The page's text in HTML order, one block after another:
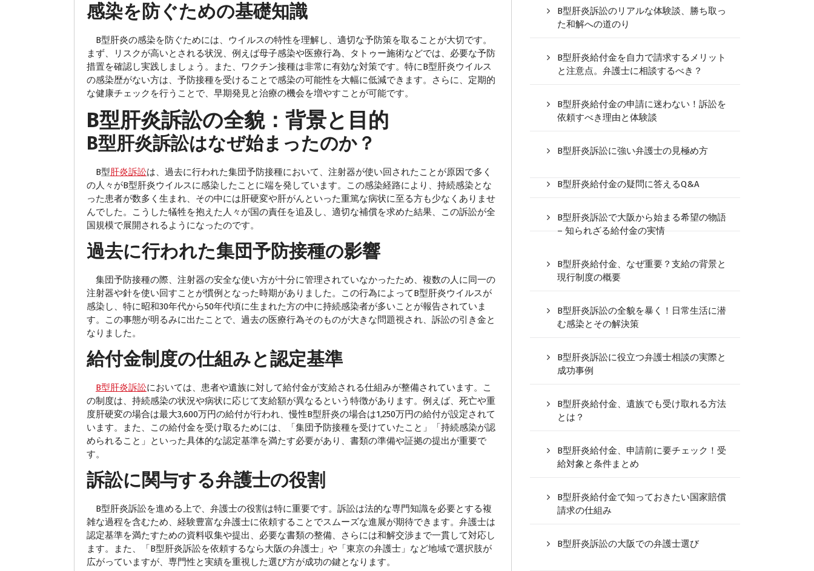
感染を防ぐための基礎知識
B型肝炎の感染を防ぐためには、ウイルスの特性を理解し、適切な予防策を取ることが大切です。
まず、リスクが高いとされる状況、例えば母子感染や医療行為、タトゥー施術などでは、必要な予防
措置を確認し実践しましょう。また、ワクチン接種は非常に有効な対策です。特にB型肝炎ウイルス
の感染歴がない方は、予防接種を受けることで感染の可能性を大幅に低減できます。さらに、定期的
な健康チェックを行うことで、早期発見と治療の機会を増やすことが可能です。
B型肝炎訴訟の全貌：背景と目的
B型肝炎訴訟はなぜ始まったのか？
B型肝炎訴訟は、過去に行われた集団予防接種において、注射器が使い回されたことが原因で多く
の人々がB型肝炎ウイルスに感染したことに端を発しています。この感染経路により、持続感染とな
った患者が数多く生まれ、その中には肝硬変や肝がんといった重篤な病状に至る方も少なくありませ
んでした。こうした犠牲を抱えた人々が国の責任を追及し、適切な補償を求めた結果、この訴訟が全
国規模で展開されるようになったのです。
過去に行われた集団予防接種の影響
集団予防接種の際、注射器の安全な使い方が十分に管理されていなかったため、複数の人に同一の
注射器や針を使い回すことが慣例となった時期がありました。この行為によってB型肝炎ウイルスが
感染し、特に昭和30年代から50年代頃に生まれた方の中に持続感染者が多いことが報告されていま
す。この事態が明るみに出たことで、過去の医療行為そのものが大きな問題視され、訴訟の引き金と
なりました。
給付金制度の仕組みと認定基準
B型肝炎訴訟においては、患者や遺族に対して給付金が支給される仕組みが整備されています。こ
の制度は、持続感染の状況や病状に応じて支給額が異なるという特徴があります。例えば、死亡や重
度肝硬変の場合は最大3,600万円の給付が行われ、慢性B型肝炎の場合は1,250万円の給付が設定されて
います。また、この給付金を受け取るためには、「集団予防接種を受けていたこと」「持続感染が認
められること」といった具体的な認定基準を満たす必要があり、書類の準備や証拠の提出が重要で
す。
訴訟に関与する弁護士の役割
B型肝炎訴訟を進める上で、弁護士の役割は特に重要です。訴訟は法的な専門知識を必要とする複
雑な過程を含むため、経験豊富な弁護士に依頼することでスムーズな進展が期待できます。弁護士は
認定基準を満たすための資料収集や提出、必要な書類の整備、さらには和解交渉まで一貫して対応し
ます。また、「B型肝炎訴訟を依頼するなら大阪の弁護士」や「東京の弁護士」など地域で選択肢が
広がっていますが、専門性と実績を重視した選び方が成功の鍵となります。
B型肝炎訴訟のリアルな体験談、勝ち取っ
た和解への道のり
B型肝炎給付金を自力で請求するメリット
と注意点。弁護士に相談するべき？
B型肝炎給付金の申請に迷わない！訴訟を
依頼すべき理由と体験談
B型肝炎訴訟に強い弁護士の見極め方
B型肝炎給付金の疑問に答えるQ&A
B型肝炎訴訟で大阪から始まる希望の物語
– 知られざる給付金の実情
B型肝炎給付金、なぜ重要？支給の背景と
現行制度の概要
B型肝炎訴訟の全貌を暴く！日常生活に潜
む感染とその解決策
B型肝炎訴訟に役立つ弁護士相談の実際と
成功事例
B型肝炎給付金、遺族でも受け取れる方法
とは？
B型肝炎給付金、申請前に要チェック！受
給対象と条件まとめ
B型肝炎給付金で知っておきたい国家賠償
請求の仕組み
B型肝炎訴訟の大阪での弁護士選び